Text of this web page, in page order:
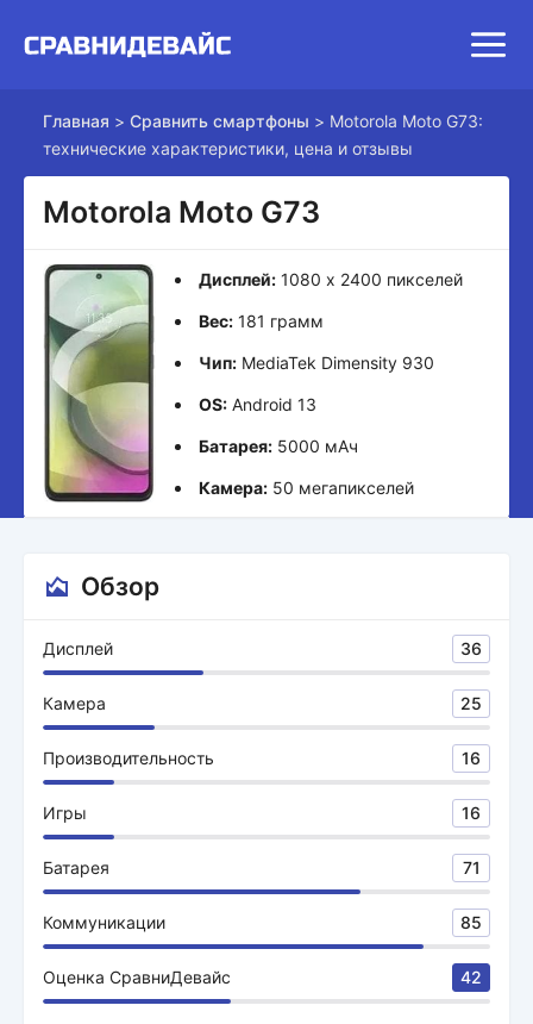
Главная > Сравнить смартфоны > Motorola Moto G73:
технические характеристики, цена и отзывы
Motorola Moto G73
Дисплей: 1080 x 2400 пикселей
Вес: 181 грамм
Чип: MediaTek Dimensity 930
OS: Android 13
Батарея: 5000 мАч
Камера: 50 мегапикселей
Обзор
Дисплей 36
Камера 25
Производительность 16
Игры 16
Батарея 71
Коммуникации 85
Оценка СравниДевайс 42